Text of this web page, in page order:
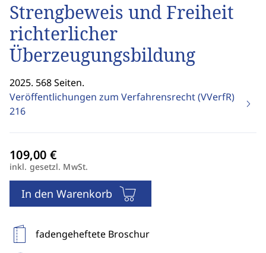
Strengbeweis und Freiheit
richterlicher
Überzeugungsbildung
2025. 568 Seiten.
Veröffentlichungen zum Verfahrensrecht (VVerfR)
216
inkl. gesetzl. MwSt.
In den Warenkorb
fadengeheftete Broschur